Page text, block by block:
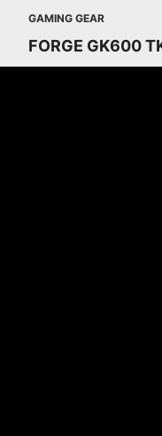
GAMING GEAR
FORGE GK600